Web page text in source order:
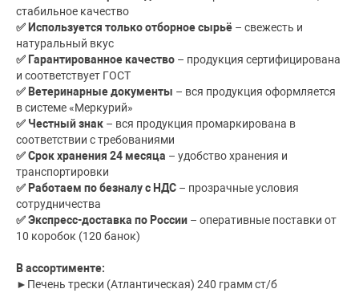
стабильное качество
✅ Используется только отборное сырьё – свежесть и
натуральный вкус
✅ Гарантированное качество – продукция сертифицирована
и соответствует ГОСТ
✅ Ветеринарные документы – вся продукция оформляется
в системе «Меркурий»
✅ Честный знак – вся продукция промаркирована в
соответствии с требованиями
✅ Срок хранения 24 месяца – удобство хранения и
транспортировки
✅ Работаем по безналу с НДС – прозрачные условия
сотрудничества
✅ Экспресс-доставка по России – оперативные поставки от
10 коробок (120 банок)
В ассортименте:
►Печень трески (Атлантическая) 240 грамм ст/б